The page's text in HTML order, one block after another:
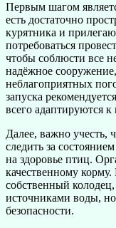
Первым шагом
есть достаточно
курятника и
потребоваться
чтобы соблюсти все
надёжное
неблагоприятных
запуска
всего адаптируются
Далее, важно учесть,
следить за
на здоровье птиц.
качественному
собственный
источниками воды,
безопасности.